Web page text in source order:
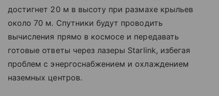
достигнет 20 м в высоту при размахе крыльев
около 70 м. Спутники будут проводить
вычисления прямо в космосе и передавать
готовые ответы через лазеры Starlink, избегая
проблем с энергоснабжением и охлаждением
наземных центров.